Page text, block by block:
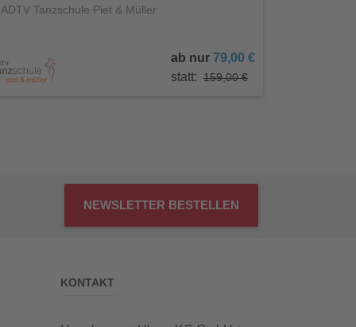
ADTV Tanzschule Piet & Müller
ab nur 79,00 €
statt: 159,00 €
NEWSLETTER BESTELLEN
KONTAKT